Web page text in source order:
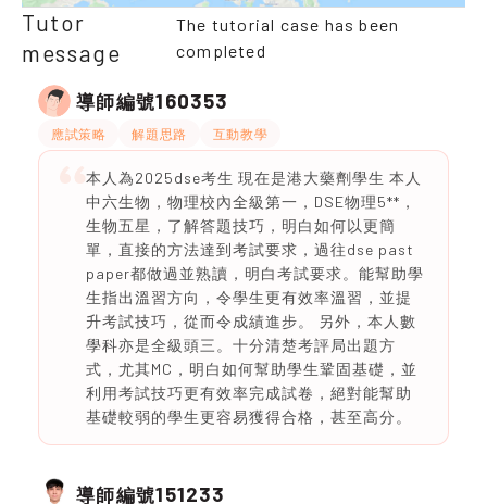
Tutor
message
The tutorial case has been
completed
導師編號160353
應試策略 解題思路 互動教學
本人為2025dse考生 現在是港大藥劑學生 本人
中六生物，物理校內全級第一，DSE物理5**，
生物五星，了解答題技巧，明白如何以更簡
單，直接的方法達到考試要求，過往dse past
paper都做過並熟讀，明白考試要求。能幫助學
生指出溫習方向，令學生更有效率溫習，並提
升考試技巧，從而令成績進步。 另外，本人數
學科亦是全級頭三。十分清楚考評局出題方
式，尤其MC，明白如何幫助學生鞏固基礎，並
利用考試技巧更有效率完成試卷，絕對能幫助
基礎較弱的學生更容易獲得合格，甚至高分。
導師編號151233